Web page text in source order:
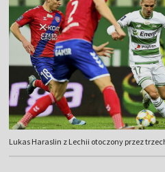
Lukas Haraslin z Lechii otoczony przez